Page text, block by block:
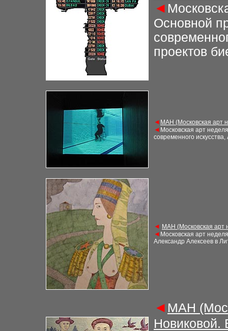
◄
Основной
проектов
◄ МАН (Московская арт
◄ Московская арт неделя
современного
◄ МАН (Московская арт
◄ Московская арт неделя
Александр Алексеев в
◄ МАН
Новиковой.